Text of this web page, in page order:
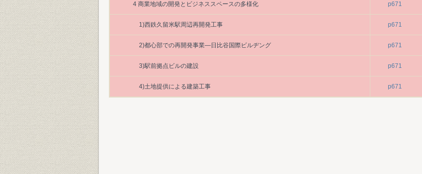
4 商業地域の開発とビジネススペースの多様化 p671
1)西鉄久留米駅周辺再開発工事 p671
2)都心部での再開発事業―日比谷国際ビルヂング p671
3)駅前拠点ビルの建設 p671
4)土地提供による建築工事 p671